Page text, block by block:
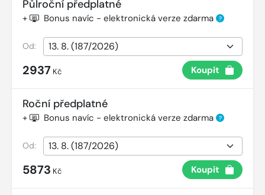
Půlroční předplatné
+ Bonus navíc - elektronická verze zdarma ?
Od:
2937 Kč Koupit
Roční předplatné
+ Bonus navíc - elektronická verze zdarma ?
Od:
5873 Kč Koupit